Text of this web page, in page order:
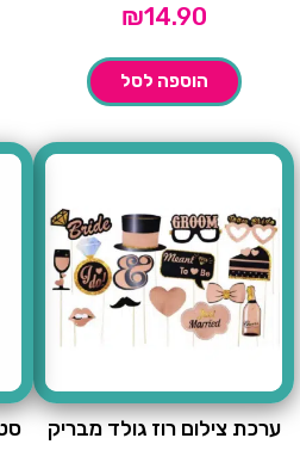
₪14.90
הוספה לסל
ערכת צילום רוז גולד מבריק